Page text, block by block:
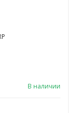
В наличии